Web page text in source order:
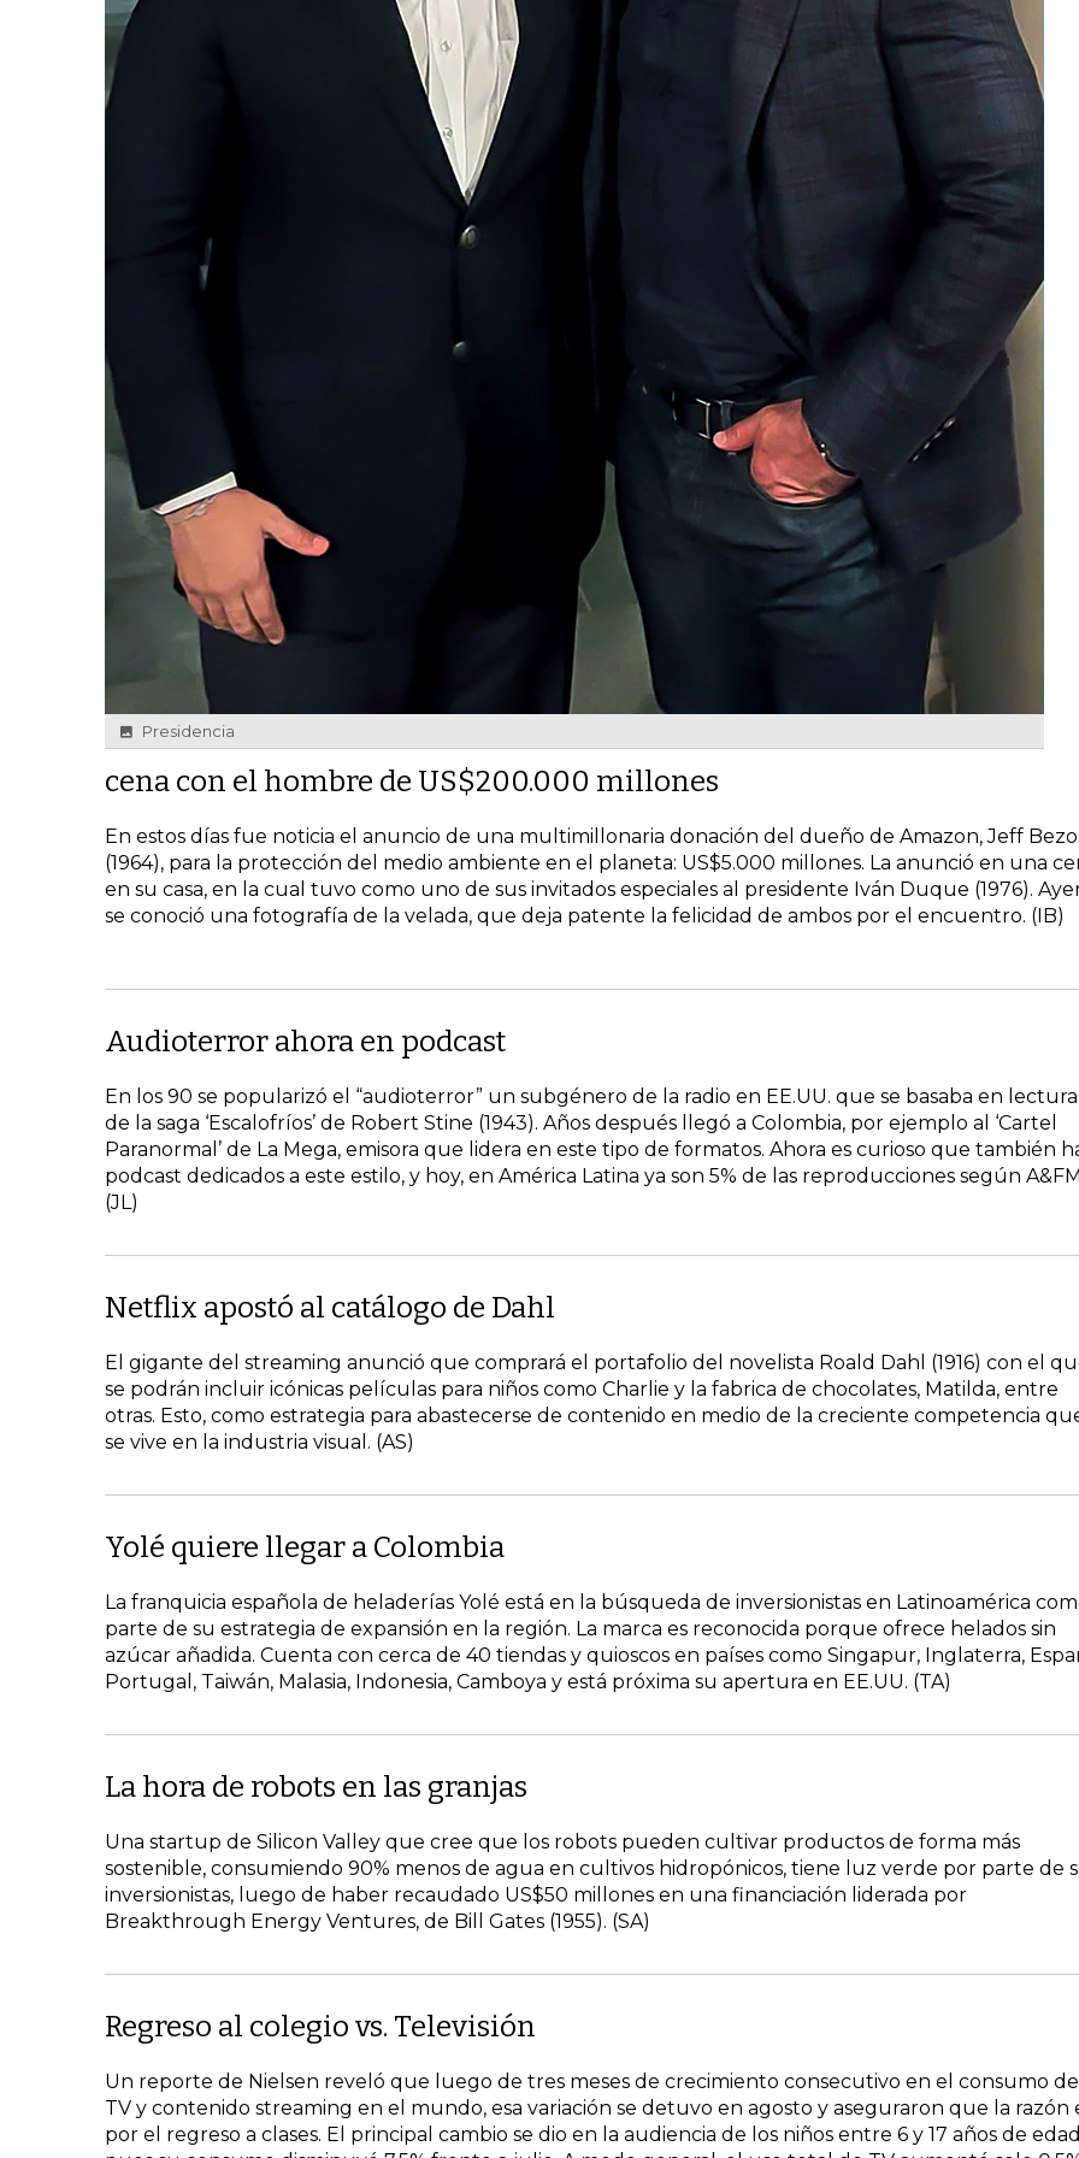
Presidencia
cena con el hombre de US$200.000 millones
En estos días fue noticia el anuncio de una multimillonaria donación del dueño de Amazon, Jeff
(1964), para la protección del medio ambiente en el planeta: US$5.000 millones. La anunció en una
en su casa, en la cual tuvo como uno de sus invitados especiales al presidente Iván Duque (1976).
se conoció una fotografía de la velada, que deja patente la felicidad de ambos por el encuentro. (IB)
Audioterror ahora en podcast
En los 90 se popularizó el “audioterror” un subgénero de la radio en EE.UU. que se basaba en
de la saga ‘Escalofríos’ de Robert Stine (1943). Años después llegó a Colombia, por ejemplo al ‘Cartel
Paranormal’ de La Mega, emisora que lidera en este tipo de formatos. Ahora es curioso que también
podcast dedicados a este estilo, y hoy, en América Latina ya son 5% de las reproducciones según
(JL)
Netflix apostó al catálogo de Dahl
El gigante del streaming anunció que comprará el portafolio del novelista Roald Dahl (1916) con el
se podrán incluir icónicas películas para niños como Charlie y la fabrica de chocolates, Matilda, entre
otras. Esto, como estrategia para abastecerse de contenido en medio de la creciente competencia
se vive en la industria visual. (AS)
Yolé quiere llegar a Colombia
La franquicia española de heladerías Yolé está en la búsqueda de inversionistas en Latinoamérica
parte de su estrategia de expansión en la región. La marca es reconocida porque ofrece helados sin
azúcar añadida. Cuenta con cerca de 40 tiendas y quioscos en países como Singapur, Inglaterra,
Portugal, Taiwán, Malasia, Indonesia, Camboya y está próxima su apertura en EE.UU. (TA)
La hora de robots en las granjas
Una startup de Silicon Valley que cree que los robots pueden cultivar productos de forma más
sostenible, consumiendo 90% menos de agua en cultivos hidropónicos, tiene luz verde por parte de
inversionistas, luego de haber recaudado US$50 millones en una financiación liderada por
Breakthrough Energy Ventures, de Bill Gates (1955). (SA)
Regreso al colegio vs. Televisión
Un reporte de Nielsen reveló que luego de tres meses de crecimiento consecutivo en el consumo de
TV y contenido streaming en el mundo, esa variación se detuvo en agosto y aseguraron que la razón
por el regreso a clases. El principal cambio se dio en la audiencia de los niños entre 6 y 17 años de